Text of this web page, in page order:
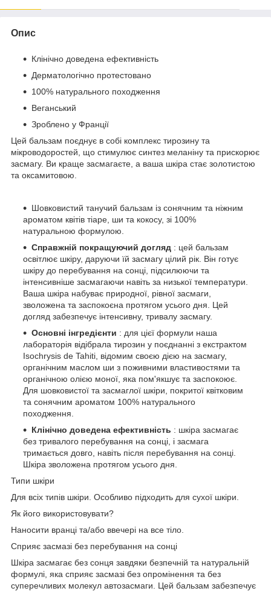
Опис
Клінічно доведена ефективність
Дерматологічно протестовано
100% натурального походження
Веганський
Зроблено у Франції
Цей бальзам поєднує в собі комплекс тирозину та
мікроводоростей, що стимулює синтез меланіну та прискорює
засмагу. Ви краще засмагаєте, а ваша шкіра стає золотистою
та оксамитовою.
Шовковистий танучий бальзам із сонячним та ніжним
ароматом квітів тіаре, ши та кокосу, зі 100%
натуральною формулою.
Справжній покращуючий догляд : цей бальзам
освітлює шкіру, даруючи їй засмагу цілий рік. Він готує
шкіру до перебування на сонці, підсилюючи та
інтенсивніше засмагаючи навіть за низької температури.
Ваша шкіра набуває природної, рівної засмаги,
зволожена та заспокоєна протягом усього дня. Цей
догляд забезпечує інтенсивну, тривалу засмагу.
Основні інгредієнти : для цієї формули наша
лабораторія відібрала тирозин у поєднанні з екстрактом
Isochrysis de Tahiti, відомим своєю дією на засмагу,
органічним маслом ши з поживними властивостями та
органічною олією моної, яка пом'якшує та заспокоює.
Для шовковистої та засмаглої шкіри, покритої квітковим
та сонячним ароматом 100% натурального
походження.
Клінічно доведена ефективність : шкіра засмагає
без тривалого перебування на сонці, і засмага
тримається довго, навіть після перебування на сонці.
Шкіра зволожена протягом усього дня.
Типи шкіри
Для всіх типів шкіри. Особливо підходить для сухої шкіри.
Як його використовувати?
Наносити вранці та/або ввечері на все тіло.
Сприяє засмазі без перебування на сонці
Шкіра засмагає без сонця завдяки безпечній та натуральній
формулі, яка сприяє засмазі без опромінення та без
суперечливих молекул автозасмаги. Цей бальзам забезпечує